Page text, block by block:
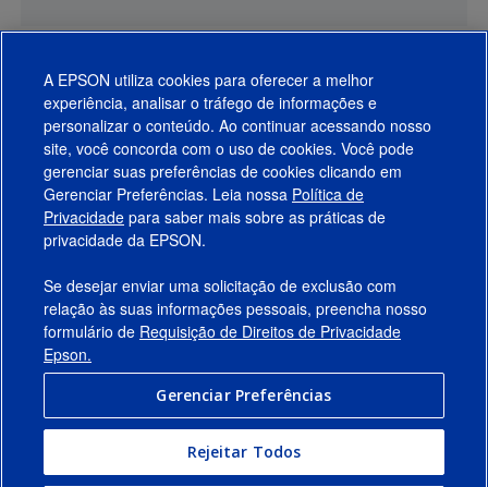
Produtos
Suporte
Links Sugeridos
Empresa
Conecte-se com a Epson
A EPSON utiliza cookies para oferecer a melhor
experiência, analisar o tráfego de informações e
personalizar o conteúdo. Ao continuar acessando nosso
site, você concorda com o uso de cookies. Você pode
gerenciar suas preferências de cookies clicando em
Gerenciar Preferências. Leia nossa Política de
Privacidade para saber mais sobre as práticas de
privacidade da EPSON.
Se desejar enviar uma solicitação de exclusão com
relação às suas informações pessoais, preencha nosso
formulário de Requisição de Direitos de Privacidade
Epson.
Gerenciar Preferências
Rejeitar Todos